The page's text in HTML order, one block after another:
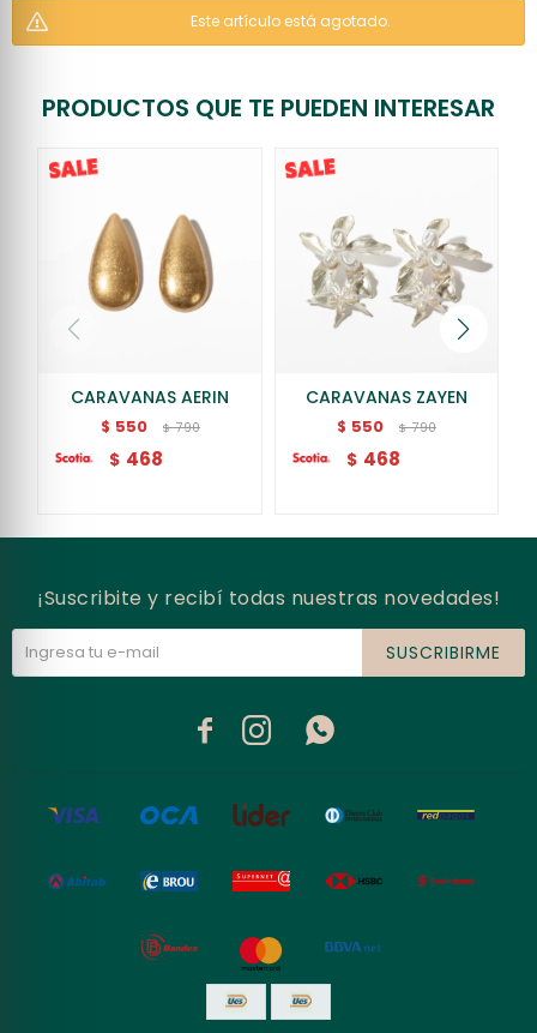
Este artículo está agotado.
PRODUCTOS QUE TE PUEDEN INTERESAR
CARAVANAS AERIN
$ 550 $ 790
$ 468
CARAVANAS ZAYEN
$ 550 $ 790
$ 468
¡Suscribite y recibí todas nuestras novedades!
SUSCRIBIRME
  